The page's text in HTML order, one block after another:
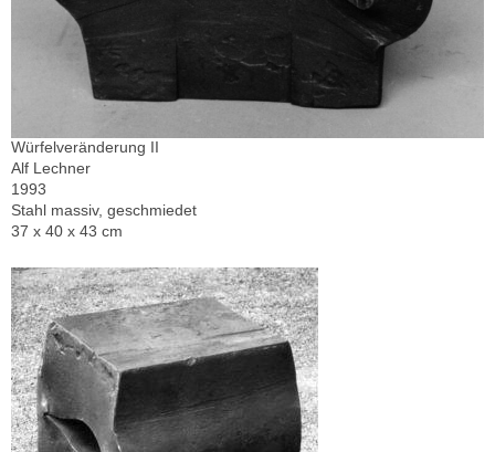
Würfelveränderung II
Alf Lechner
1993
Stahl massiv, geschmiedet
37 x 40 x 43 cm